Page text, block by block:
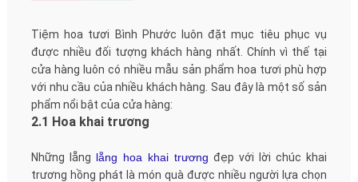
Tiệm hoa tươi Bình Phước luôn đặt mục tiêu phục vụ
được nhiều đối tượng khách hàng nhất. Chính vì thế tại
cửa hàng luôn có nhiều mẫu sản phẩm hoa tươi phù hợp
với nhu cầu của nhiều khách hàng. Sau đây là một số sản
phẩm nổi bật của cửa hàng:
2.1 Hoa khai trương
Những lẵng lẵng hoa khai trương đẹp với lời chúc khai
trương hồng phát là món quà được nhiều người lựa chọn